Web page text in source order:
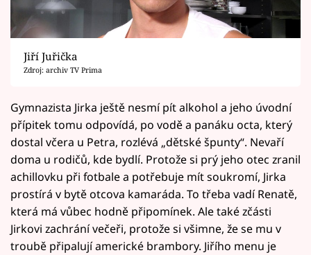
Jiří Juřička
Zdroj: archiv TV Prima
Gymnazista Jirka ještě nesmí pít alkohol a jeho úvodní
přípitek tomu odpovídá, po vodě a panáku octa, který
dostal včera u Petra, rozlévá „dětské špunty“. Nevaří
doma u rodičů, kde bydlí. Protože si prý jeho otec zranil
achillovku při fotbale a potřebuje mít soukromí, Jirka
prostírá v bytě otcova kamaráda. To třeba vadí Renatě,
která má vůbec hodně připomínek. Ale také zčásti
Jirkovi zachrání večeři, protože si všimne, že se mu v
troubě připalují americké brambory. Jiřího menu je